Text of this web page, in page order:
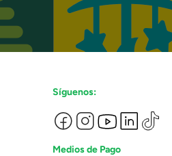
Síguenos:
Medios de Pago